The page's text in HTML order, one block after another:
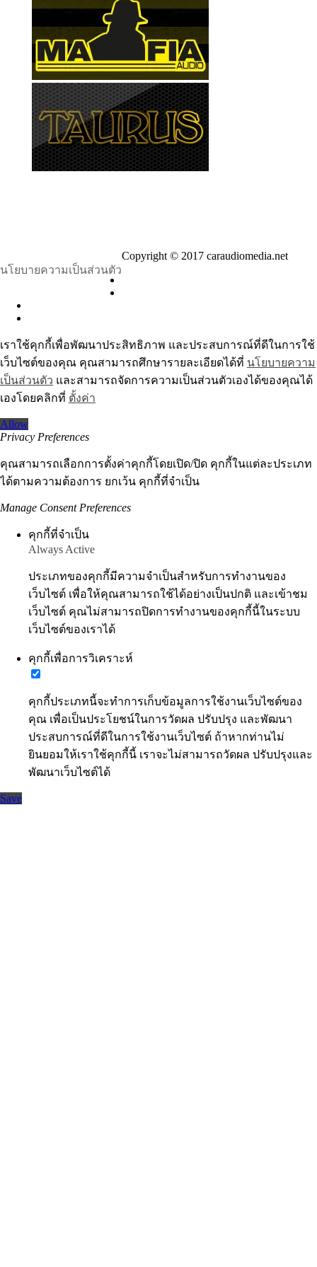
นโยบายความเป็นส่วนตัว
Copyright © 2017 caraudiomedia.net
เราใช้คุกกี้เพื่อพัฒนาประสิทธิภาพ และประสบการณ์ที่ดีในการใช้
เว็บไซต์ของคุณ คุณสามารถศึกษารายละเอียดได้ที่ นโยบายความ
เป็นส่วนตัว และสามารถจัดการความเป็นส่วนตัวเองได้ของคุณได้
เองโดยคลิกที่ ตั้งค่า
Allow
Privacy Preferences
คุณสามารถเลือกการตั้งค่าคุกกี้โดยเปิด/ปิด คุกกี้ในแต่ละประเภท
ได้ตามความต้องการ ยกเว้น คุกกี้ที่จำเป็น
Manage Consent Preferences
คุกกี้ที่จำเป็น
Always Active
ประเภทของคุกกี้มีความจำเป็นสำหรับการทำงานของ
เว็บไซต์ เพื่อให้คุณสามารถใช้ได้อย่างเป็นปกติ และเข้าชม
เว็บไซต์ คุณไม่สามารถปิดการทำงานของคุกกี้นี้ในระบบ
เว็บไซต์ของเราได้
คุกกี้เพื่อการวิเคราะห์
คุกกี้ประเภทนี้จะทำการเก็บข้อมูลการใช้งานเว็บไซต์ของ
คุณ เพื่อเป็นประโยชน์ในการวัดผล ปรับปรุง และพัฒนา
ประสบการณ์ที่ดีในการใช้งานเว็บไซต์ ถ้าหากท่านไม่
ยินยอมให้เราใช้คุกกี้นี้ เราจะไม่สามารถวัดผล ปรับปรุงและ
พัฒนาเว็บไซต์ได้
Save